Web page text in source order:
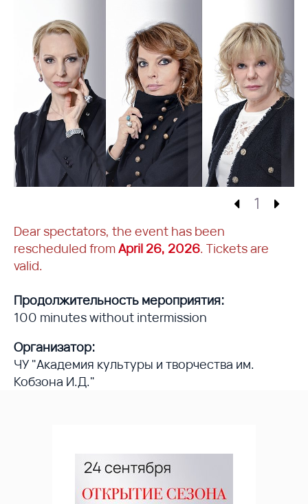
1
Dear spectators, the event has been
rescheduled fromApril 26, 2026. Tickets are
valid.
Продолжительность мероприятия:
100 minutes without intermission
Организатор:
ЧУ "Академия культуры и творчества им.
Кобзона И.Д."